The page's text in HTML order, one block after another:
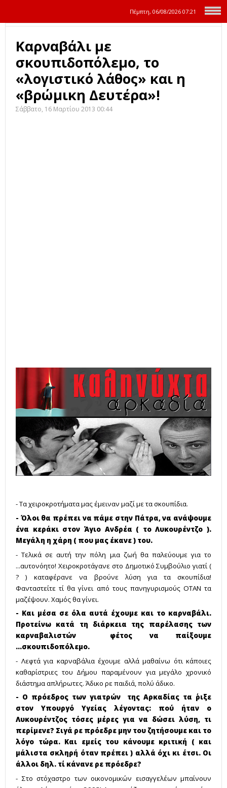
Πέμπτη, 06/08/2026 07:21
Καρναβάλι με
σκουπιδοπόλεμο, το
«λογιστικό λάθος» και η
«βρώμικη Δευτέρα»!
Σάββατο, 16 Μαρτίου 2013 00:44
- Τα χειροκροτήματα μας έμειναν μαζί με τα σκουπίδια.
- Όλοι θα πρέπει να πάμε στην Πάτρα, να ανάψουμε
ένα κεράκι στον Άγιο Ανδρέα ( το Λυκουρέντζο ).
Μεγάλη η χάρη ( που μας έκανε ) του.
- Τελικά σε αυτή την πόλη μια ζωή θα παλεύουμε για το
...αυτονόητο! Χειροκροτάγανε στο Δημοτικό Συμβούλιο γιατί (
? ) καταφέρανε να βρούνε λύση για τα σκουπίδια!
Φανταστείτε τί θα γίνει από τους πανηγυρισμούς ΟΤΑΝ τα
μαζέψουν. Χαμός θα γίνει.
- Και μέσα σε όλα αυτά έχουμε και το καρναβάλι.
Προτείνω κατά τη διάρκεια της παρέλασης των
καρναβαλιστών φέτος να παίξουμε
...σκουπιδοπόλεμο.
- Λεφτά για καρναβάλια έχουμε αλλά μαθαίνω ότι κάποιες
καθαρίστριες του Δήμου παραμένουν για μεγάλο χρονικό
διάστημα απλήρωτες. Άδικο ρε παιδιά, πολύ άδικο.
- Ο πρόεδρος των γιατρών της Αρκαδίας τα ΄ριξε
στον Υπουργό Υγείας λέγοντας: πού ήταν ο
Λυκουρέντζος τόσες μέρες για να δώσει λύση, τι
περίμενε? Σιγά ρε πρόεδρε μην του ζητήσουμε και το
λόγο τώρα. Και εμείς του κάνουμε κριτική ( και
μάλιστα σκληρή όταν πρέπει ) αλλά όχι κι έτσι. Οι
άλλοι δηλ. τί κάνανε ρε πρόεδρε?
- Στο στόχαστρο των οικονομικών εισαγγελέων μπαίνουν